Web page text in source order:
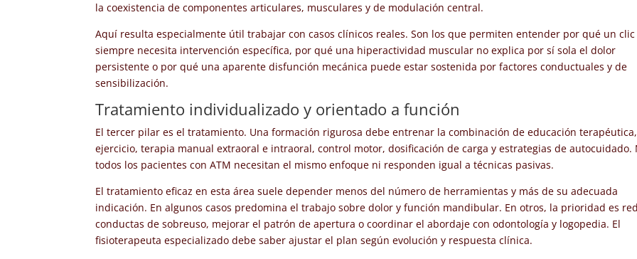
la coexistencia de componentes articulares, musculares y de modulación central.
Aquí resulta especialmente útil trabajar con casos clínicos reales. Son los que permiten entender por qué un
siempre necesita intervención específica, por qué una hiperactividad muscular no explica por sí sola el dolor
persistente o por qué una aparente disfunción mecánica puede estar sostenida por factores conductuales y de
sensibilización.
Tratamiento individualizado y orientado a función
El tercer pilar es el tratamiento. Una formación rigurosa debe entrenar la combinación de educación terapéutica,
ejercicio, terapia manual extraoral e intraoral, control motor, dosificación de carga y estrategias de autocuidado.
todos los pacientes con ATM necesitan el mismo enfoque ni responden igual a técnicas pasivas.
El tratamiento eficaz en esta área suele depender menos del número de herramientas y más de su adecuada
indicación. En algunos casos predomina el trabajo sobre dolor y función mandibular. En otros, la prioridad es
conductas de sobreuso, mejorar el patrón de apertura o coordinar el abordaje con odontología y logopedia. El
fisioterapeuta especializado debe saber ajustar el plan según evolución y respuesta clínica.